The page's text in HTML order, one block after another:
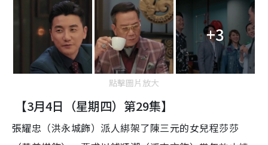
+3
點擊圖片放大
【3月4日（星期四）第29集】
張耀忠（洪永城飾）派人綁架了陳三元的女兒程莎莎